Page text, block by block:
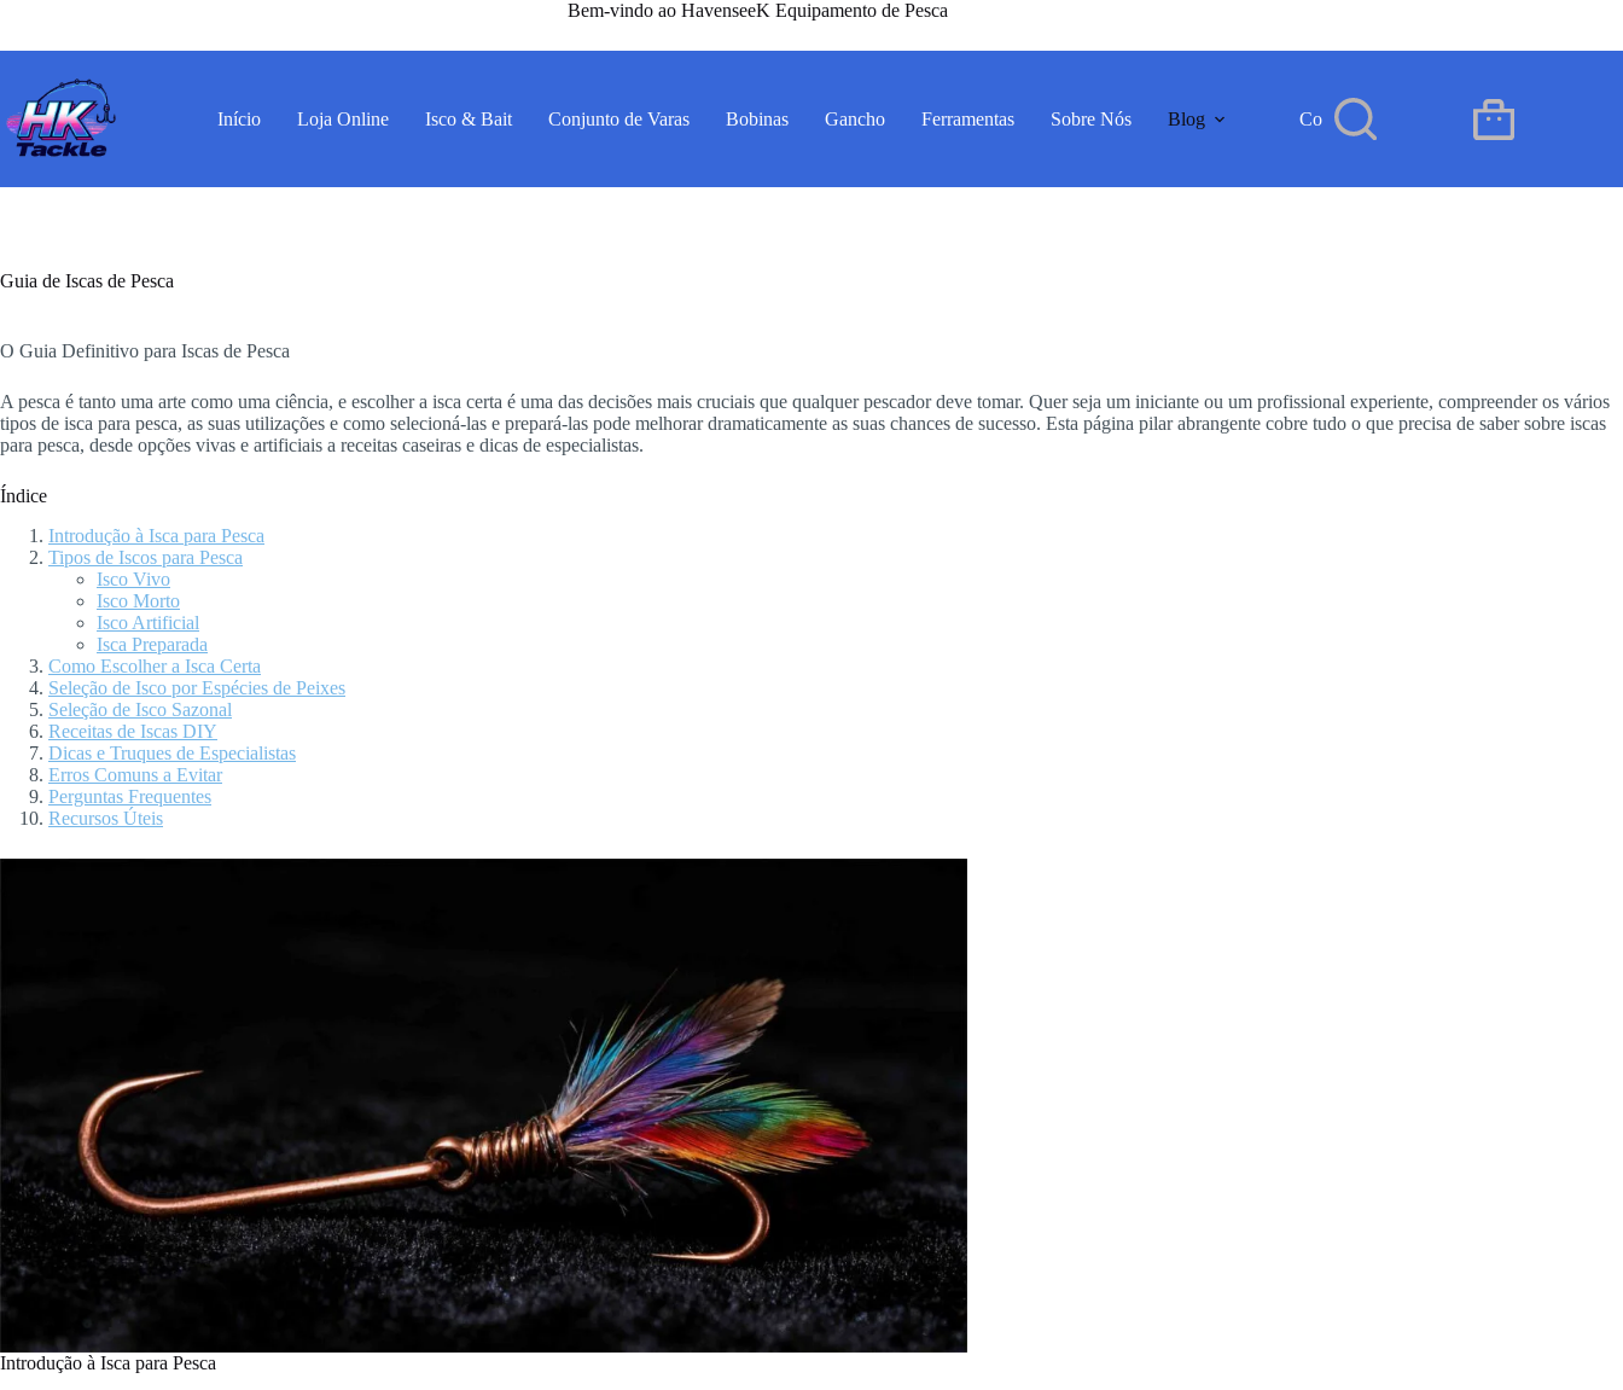
o
Bem-vindo ao HavenseeK Equipamento de Pesca
Início Loja Online Isco & Bait Conjunto de Varas Bobinas Gancho Ferramentas Sobre Nós Blog Contacto
Carrinho
Guia de Iscas de Pesca
O Guia Definitivo para Iscas de Pesca
A pesca é tanto uma arte como uma ciência, e escolher a isca certa é uma das decisões mais cruciais que qualquer pescador deve tomar. Quer seja um iniciante ou um profissional experiente, compreender os vários
tipos de isca para pesca, as suas utilizações e como selecioná-las e prepará-las pode melhorar dramaticamente as suas chances de sucesso. Esta página pilar abrangente cobre tudo o que precisa de saber sobre iscas
para pesca, desde opções vivas e artificiais a receitas caseiras e dicas de especialistas.
Índice
Introdução à Isca para Pesca
Tipos de Iscos para Pesca
Isco Vivo
Isco Morto
Isco Artificial
Isca Preparada
Como Escolher a Isca Certa
Seleção de Isco por Espécies de Peixes
Seleção de Isco Sazonal
Receitas de Iscas DIY
Dicas e Truques de Especialistas
Erros Comuns a Evitar
Perguntas Frequentes
Recursos Úteis
Introdução à Isca para Pesca